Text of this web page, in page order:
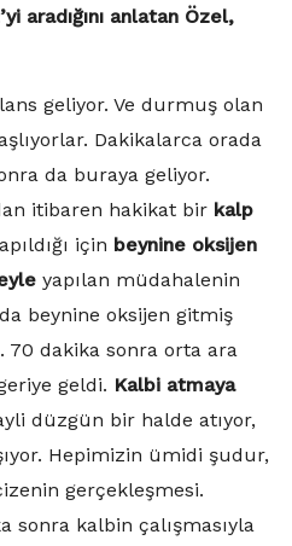
aradığını anlatan Özel,
geliyor. Ve durmuş olan
Dakikalarca orada
da buraya geliyor.
itibaren hakikat bir kalp
için beynine oksijen
yapılan müdahalenin
beynine oksijen gitmiş
dakika sonra orta ara
geldi. Kalbi atmaya
düzgün bir halde atıyor,
Hepimizin ümidi şudur,
gerçekleşmesi.
sonra kalbin çalışmasıyla